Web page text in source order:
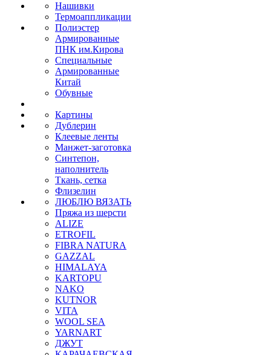
Нашивки
Термоаппликации
Полиэстер
Армированные
ПНК им.Кирова
Специальные
Армированные
Китай
Обувные
Картины
Дублерин
Клеевые ленты
Манжет-заготовка
Синтепон,
наполнитель
Ткань, сетка
Флизелин
ЛЮБЛЮ ВЯЗАТЬ
Пряжа из шерсти
ALIZE
ETROFIL
FIBRA NATURA
GAZZAL
HIMALAYA
KARTOPU
NAKO
KUTNOR
VITA
WOOL SEA
YARNART
ДЖУТ